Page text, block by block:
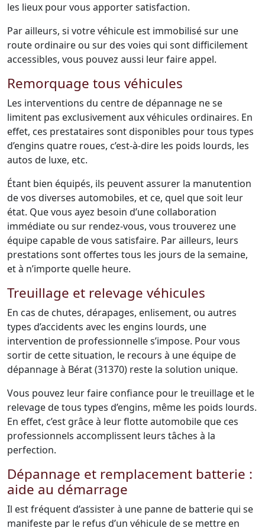
les lieux pour vous apporter satisfaction.
Par ailleurs, si votre véhicule est immobilisé sur une
route ordinaire ou sur des voies qui sont difficilement
accessibles, vous pouvez aussi leur faire appel.
Remorquage tous véhicules
Les interventions du centre de dépannage ne se
limitent pas exclusivement aux véhicules ordinaires. En
effet, ces prestataires sont disponibles pour tous types
d’engins quatre roues, c’est-à-dire les poids lourds, les
autos de luxe, etc.
Étant bien équipés, ils peuvent assurer la manutention
de vos diverses automobiles, et ce, quel que soit leur
état. Que vous ayez besoin d’une collaboration
immédiate ou sur rendez-vous, vous trouverez une
équipe capable de vous satisfaire. Par ailleurs, leurs
prestations sont offertes tous les jours de la semaine,
et à n’importe quelle heure.
Treuillage et relevage véhicules
En cas de chutes, dérapages, enlisement, ou autres
types d’accidents avec les engins lourds, une
intervention de professionnelle s’impose. Pour vous
sortir de cette situation, le recours à une équipe de
dépannage à Bérat (31370) reste la solution unique.
Vous pouvez leur faire confiance pour le treuillage et le
relevage de tous types d’engins, même les poids lourds.
En effet, c’est grâce à leur flotte automobile que ces
professionnels accomplissent leurs tâches à la
perfection.
Dépannage et remplacement batterie :
aide au démarrage
Il est fréquent d’assister à une panne de batterie qui se
manifeste par le refus d’un véhicule de se mettre en